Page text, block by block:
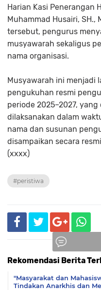
Harian Kasi Penerangan
Muhammad Husairi, SH.,
tersebut, pengurus
musyawarah sekaligus
nama organisasi.
Musyawarah ini menjadi
pengukuhan resmi
periode 2025–2027,
dilaksanakan dalam
nama dan susunan
disampaikan secara
(xxxx)
#peristiwa
Rekomendasi Berita
"Masyarakat dan
Tindakan Anarkhis dan